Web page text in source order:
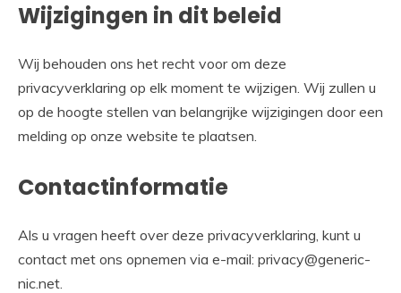
Wijzigingen in dit beleid
Wij behouden ons het recht voor om deze
privacyverklaring op elk moment te wijzigen. Wij zullen u
op de hoogte stellen van belangrijke wijzigingen door een
melding op onze website te plaatsen.
Contactinformatie
Als u vragen heeft over deze privacyverklaring, kunt u
contact met ons opnemen via e-mail: privacy@generic-
nic.net